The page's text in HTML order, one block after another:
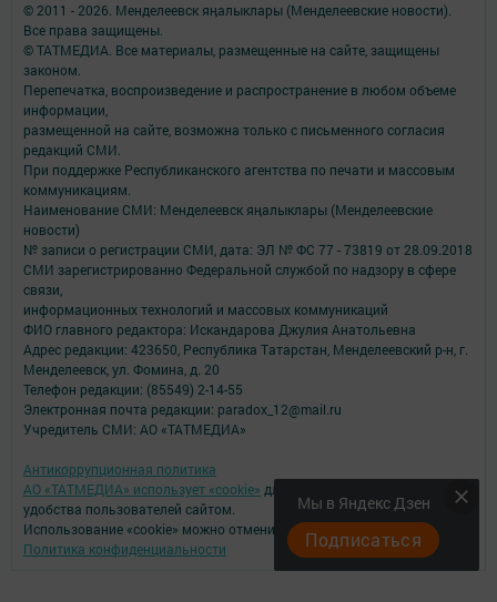
Мы в Яндекс Дзен
Подписаться
© 2011 - 2026. Менделеевск яӊалыклары (Менделеевские новости).
Все права защищены.
© ТАТМЕДИА. Все материалы, размещенные на сайте, защищены
законом.
Перепечатка, воспроизведение и распространение в любом объеме
информации,
размещенной на сайте, возможна только с письменного согласия
редакций СМИ.
При поддержке Республиканского агентства по печати и массовым
коммуникациям.
Наименование СМИ: Менделеевск яӊалыклары (Менделеевские
новости)
№ записи о регистрации СМИ, дата: ЭЛ № ФС 77 - 73819 от 28.09.2018
СМИ зарегистрированно Федеральной службой по надзору в сфере
связи,
информационных технологий и массовых коммуникаций
ФИО главного редактора: Искандарова Джулия Анатольевна
Адрес редакции: 423650, Республика Татарстан, Менделеевский р-н, г.
Менделеевск, ул. Фомина, д. 20
Телефон редакции: (85549) 2-14-55
Электронная почта редакции: paradox_12@mail.ru
Учредитель СМИ: АО «ТАТМЕДИА»
Антикоррупционная политика
АО «ТАТМЕДИА» использует «cookie» для персонализации сервисов и
удобства пользователей сайтом.
Использование «cookie» можно отменить в настройках браузера.
Политика конфиденциальности